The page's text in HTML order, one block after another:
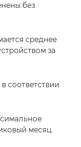
без
среднее
за
соответствии
месяц.